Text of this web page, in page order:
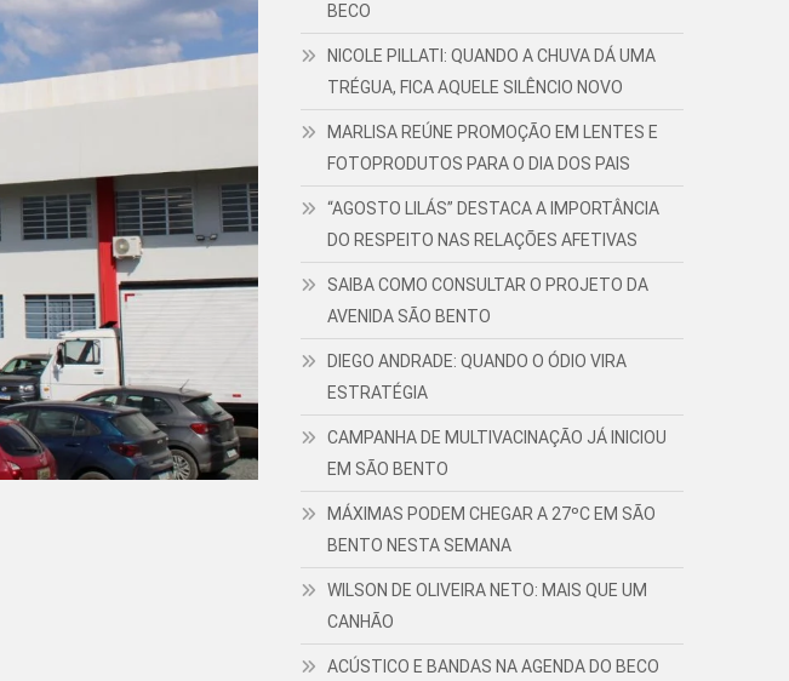
BECO
NICOLE PILLATI: QUANDO A CHUVA DÁ UMA
TRÉGUA, FICA AQUELE SILÊNCIO NOVO
MARLISA REÚNE PROMOÇÃO EM LENTES E
FOTOPRODUTOS PARA O DIA DOS PAIS
“AGOSTO LILÁS” DESTACA A IMPORTÂNCIA
DO RESPEITO NAS RELAÇÕES AFETIVAS
SAIBA COMO CONSULTAR O PROJETO DA
AVENIDA SÃO BENTO
DIEGO ANDRADE: QUANDO O ÓDIO VIRA
ESTRATÉGIA
CAMPANHA DE MULTIVACINAÇÃO JÁ INICIOU
EM SÃO BENTO
MÁXIMAS PODEM CHEGAR A 27ºC EM SÃO
BENTO NESTA SEMANA
WILSON DE OLIVEIRA NETO: MAIS QUE UM
CANHÃO
ACÚSTICO E BANDAS NA AGENDA DO BECO